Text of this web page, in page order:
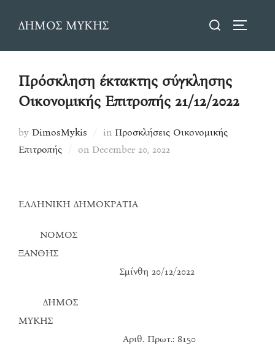
ΔΗΜΟΣ ΜΥΚΗΣ
Search
Πρόσκληση έκτακτης σύγκλησης
Οικονομικής Επιτροπής 21/12/2022
by DimosMykis in Προσκλήσεις Οικονομικής
Επιτροπής
on Posted
December 20, 2022
ΕΛΛΗΝΙΚΗ ΔΗΜΟΚΡΑΤΙΑ
ΝΟΜΟΣ
ΞΑΝΘΗΣ
Σμίνθη 20/12/2022
ΔΗΜΟΣ
ΜΥΚΗΣ
Αριθ. Πρωτ.: 8150